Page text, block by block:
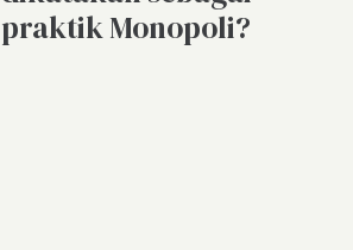
praktik Monopoli?